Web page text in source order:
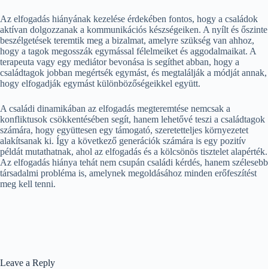
Az elfogadás hiányának kezelése érdekében fontos, hogy a családok
aktívan dolgozzanak a kommunikációs készsé­geiken. A nyílt és őszinte
beszélgetések teremtik meg a bizalmat, amelyre szükség van ahhoz,
hogy a tagok megosszák egymással félelmeiket és aggodalmaikat. A
terapeuta vagy egy mediátor bevonása is segíthet abban, hogy a
családtagok jobban megértsék egymást, és megtalálják a módját annak,
hogy elfogadják egymást különbözőségeikkel együtt.
A családi dinamikában az elfogadás megteremtése nemcsak a
konfliktusok csökkentésében segít, hanem lehetővé teszi a családtagok
számára, hogy együttesen egy támogató, szeretetteljes környezetet
alakítsanak ki. Így a következő generációk számára is egy pozitív
példát mutathatnak, ahol az elfogadás és a kölcsönös tisztelet alapérték.
Az elfogadás hiánya tehát nem csupán családi kérdés, hanem szélesebb
társadalmi probléma is, amelynek megoldásához minden erőfeszítést
meg kell tenni.
Leave a Reply